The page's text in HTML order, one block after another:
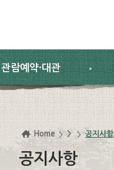
관람예약·대관
Home > 공지사항
공지사항